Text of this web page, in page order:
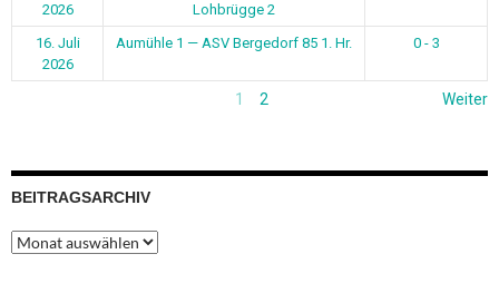
2026
Lohbrügge 2
16. Juli
2026
Aumühle 1 — ASV Bergedorf 85 1. Hr. 0 - 3
1 2 Weiter
BEITRAGSARCHIV
Beitragsarchiv